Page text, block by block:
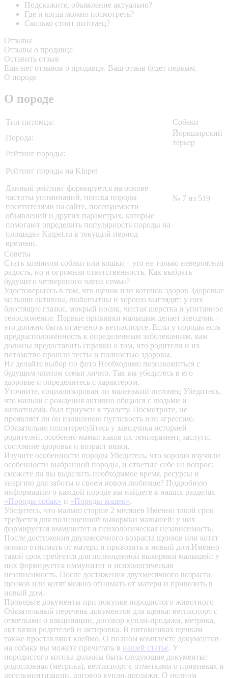
Подскажите, объявление актуально?
Где и когда можно посмотреть?
Сколько стоит питомец?
Отзывы
Отзывы о продавце
Оставить отзыв
Еще нет отзывов о продавце. Ваш отзыв будет первым.
О породе
О породе
Тип питомца:
Собаки
Порода:
Йоркширский
терьер
Рейтинг породы:
Рейтинг породы на Kinpet
Данный рейтинг формируется на основе
частоты упоминаний, поиска породы
посетителями на сайте, посещаемости
объявлений и других параметрах, которые
помогают определить популярность породы на
площадке Kinpet.ru в текущий период
времени.
№ 7 из 519
Советы
Стать хозяином собаки или кошки – это не только невероятная
радость, но и огромная ответственность. Как выбрать
будущего четвероного члена семьи?
Удостоверьтесь в том, что щенок или котенок здоров Здоровые
малыши активны, любопытны и хорошо выглядят: у них
блестящие глазки, мокрый носик, чистая шерстка и упитанное
телосложение. Первые прививки малышам делает заводчик –
это должно быть отмечено в ветпаспорте. Если у породы есть
предрасположенность к определенным заболеваниям, вам
должны предоставить справки о том, что родители и их
потомство прошли тесты и полностью здоровы.
Не делайте выбор по фото Необходимо познакомиться с
будущим членом семьи лично. Так вы убедитесь в его
здоровье и определитесь с характером.
Уточните, социализирован ли маленький питомец Убедитесь,
что малыш с рождения активно общался с людьми и
животными, был приучен к туалету. Посмотрите, не
проявляет ли он излишнюю пугливость или агрессию.
Обязательно поинтересуйтесь у заводчика историей
родителей, особенно мамы: каков их темперамент, заслуги,
состояние здоровья и возраст вязки.
Изучите особенности породы Убедитесь, что хорошо изучили
особенности выбранной породы, и ответьте себе на вопрос:
сможете ли вы выделить необходимое время, ресурсы и
энергию для заботы о своем новом любимце? Подробную
информацию о каждой породе вы найдете в наших разделах
«Породы собак» и «Породы кошек».
Убедитесь, что малыш старше 2 месяцев Именно такой срок
требуется для полноценной выкормки малышей: у них
формируется иммунитет и психологическая независимость.
После достижения двухмесячного возраста щенков или котят
можно отнимать от матери и привозить в новый дом.Именно
такой срок требуется для полноценной выкормки малышей: у
них формируется иммунитет и психологическая
независимость. После достижения двухмесячного возраста
щенков или котят можно отнимать от матери и привозить в
новый дом.
Проверьте документы при покупке породистого животного
Обязательный перечень документов для щенка: ветпаспорт с
отметками о вакцинации, договор купли-продажи, метрика,
акт вязки родителей и актировка. В питомниках щенкам
также проставляют клеймо. О полном комплекте документов
на собаку вы можете прочитать в нашей статье. У
породистого котика должны быть следующие документы:
родословная (метрика), ветпаспорт с отметками о прививках и
дегельминтизации, договор купли-продажи. О полном